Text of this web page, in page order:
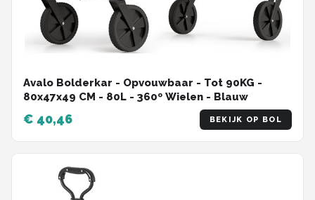
Avalo Bolderkar - Opvouwbaar - Tot 90KG -
80x47x49 CM - 80L - 360º Wielen - Blauw
€ 40,46 BEKIJK OP BOL